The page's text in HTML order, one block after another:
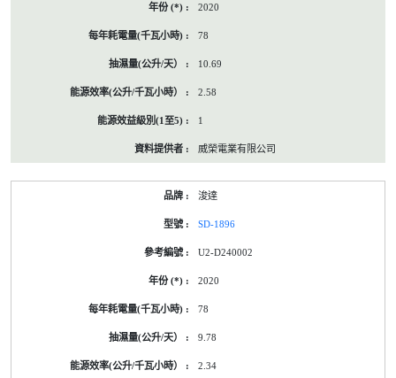
2020
78
10.69
2.58
1
威榮電業有限公司
浚達
SD-1896
U2-D240002
2020
78
9.78
2.34